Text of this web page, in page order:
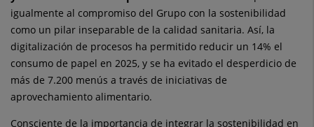
igualmente al compromiso del Grupo con la sostenibilidad
como un pilar inseparable de la calidad sanitaria. Así, la
digitalización de procesos ha permitido reducir un 14% el
consumo de papel en 2025, y se ha evitado el desperdicio de
más de 7.200 menús a través de iniciativas de
aprovechamiento alimentario.
Consciente de la importancia de integrar la sostenibilidad en